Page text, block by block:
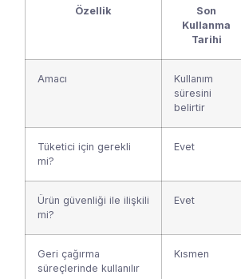
Özellik
Son
Kullanma
Tarihi
Amacı
Kullanım
süresini
belirtir
Tüketici için gerekli
mi?
Evet
Ürün güvenliği ile ilişkili
mi?
Evet
Geri çağırma
süreçlerinde kullanılır
Kısmen